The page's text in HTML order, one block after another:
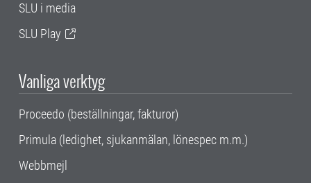
SLU i media
SLU Play
Vanliga verktyg
Proceedo (beställningar, fakturor)
Primula (ledighet, sjukanmälan, lönespec m.m.)
Webbmejl